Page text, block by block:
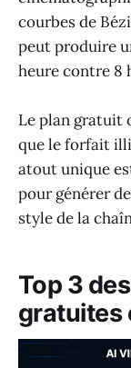
courbes de
peut produire
heure contre 8
Le plan gratuit
que le forfait
atout unique
pour générer
style de la
Top 3
gratuites